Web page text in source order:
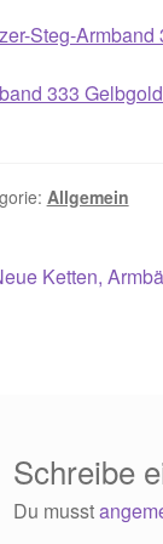
Steg-
333
Allgemein
Ketten,
Schreibe
Du musst